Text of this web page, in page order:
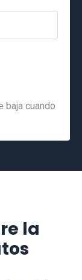
baja cuando
la